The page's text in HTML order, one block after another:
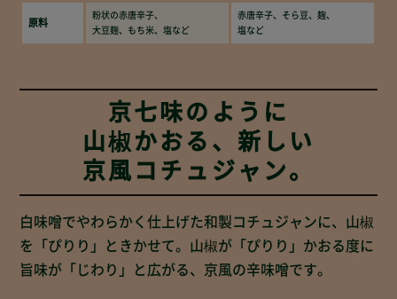
原料
粉状の赤唐辛子、
大豆麹、もち米、塩など
赤唐辛子、そら豆、麹、
塩など
京七味のように
山椒かおる、 新しい
京風コチュジャン。
白味噌でやわらかく仕上げた和製コチュジャンに、山椒
を「ぴりり」ときかせて。山椒が「ぴりり」かおる度に
旨味が「じわり」と広がる、京風の辛味噌です。